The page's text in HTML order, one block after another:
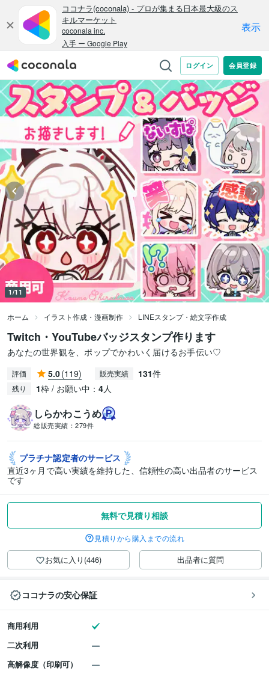
1/11
ホーム イラスト作成・漫画制作 LINEスタンプ・絵文字作成
Twitch・YouTubeバッジスタンプ作ります
あなたの世界観を、ポップでかわいく届けるお手伝い♡
評価 5.0(119) 販売実績 131件
残り 1枠 / お願い中： 4人
しらかわこうめ
総販売実績： 279件
プラチナ認定者のサービス
直近3ヶ月で高い実績を維持した、信頼性の高い出品者のサービス
です
無料で見積り相談
見積りから購入までの流れ
お気に入り(446) 出品者に質問
ココナラの安心保証
商用利用
二次利用
高解像度（印刷可）